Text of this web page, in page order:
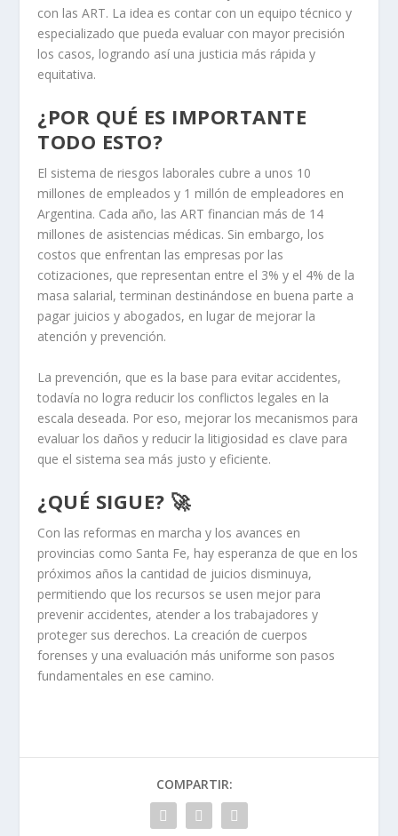
con las ART. La idea es contar con un equipo técnico y
especializado que pueda evaluar con mayor precisión
los casos, logrando así una justicia más rápida y
equitativa.
¿POR QUÉ ES IMPORTANTE
TODO ESTO?
El sistema de riesgos laborales cubre a unos 10
millones de empleados y 1 millón de empleadores en
Argentina. Cada año, las ART financian más de 14
millones de asistencias médicas. Sin embargo, los
costos que enfrentan las empresas por las
cotizaciones, que representan entre el 3% y el 4% de la
masa salarial, terminan destinándose en buena parte a
pagar juicios y abogados, en lugar de mejorar la
atención y prevención.
La prevención, que es la base para evitar accidentes,
todavía no logra reducir los conflictos legales en la
escala deseada. Por eso, mejorar los mecanismos para
evaluar los daños y reducir la litigiosidad es clave para
que el sistema sea más justo y eficiente.
¿QUÉ SIGUE? 🚀
Con las reformas en marcha y los avances en
provincias como Santa Fe, hay esperanza de que en los
próximos años la cantidad de juicios disminuya,
permitiendo que los recursos se usen mejor para
prevenir accidentes, atender a los trabajadores y
proteger sus derechos. La creación de cuerpos
forenses y una evaluación más uniforme son pasos
fundamentales en ese camino.
COMPARTIR: